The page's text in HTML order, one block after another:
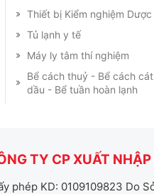
Thiết bị Kiểm nghiệm
Tủ lạnh y tế
Máy ly tâm thí nghiệm
Bể cách thuỷ - Bể cách
dầu - Bể tuần hoàn lạnh
TY CP XUẤT
phép KD: 0109109823 Do